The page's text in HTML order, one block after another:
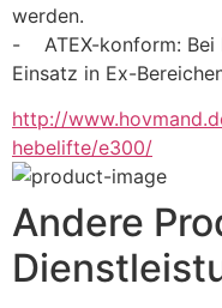
werden.
-    ATEX-konform:
Einsatz in Ex-
http://
hebelifte/e300/
Andere